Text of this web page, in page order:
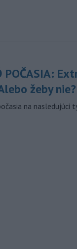
POČASIA:
žeby nie?
na nasledujúci